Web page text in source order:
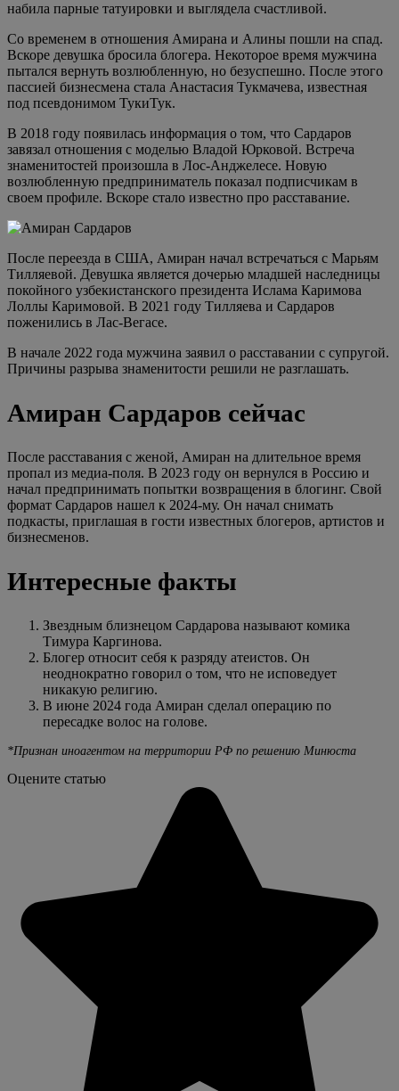
набила парные татуировки и выглядела счастливой.
Со временем в отношения Амирана и Алины пошли на спад.
Вскоре девушка бросила блогера. Некоторое время мужчина
пытался вернуть возлюбленную, но безуспешно. После этого
пассией бизнесмена стала Анастасия Тукмачева, известная
под псевдонимом ТукиТук.
В 2018 году появилась информация о том, что Сардаров
завязал отношения с моделью Владой Юрковой. Встреча
знаменитостей произошла в Лос-Анджелесе. Новую
возлюбленную предприниматель показал подписчикам в
своем профиле. Вскоре стало известно про расставание.
После переезда в США, Амиран начал встречаться с Марьям
Тилляевой. Девушка является дочерью младшей наследницы
покойного узбекистанского президента Ислама Каримова
Лоллы Каримовой. В 2021 году Тилляева и Сардаров
поженились в Лас-Вегасе.
В начале 2022 года мужчина заявил о расставании с супругой.
Причины разрыва знаменитости решили не разглашать.
Амиран Сардаров сейчас
После расставания с женой, Амиран на длительное время
пропал из медиа-поля. В 2023 году он вернулся в Россию и
начал предпринимать попытки возвращения в блогинг. Свой
формат Сардаров нашел к 2024-му. Он начал снимать
подкасты, приглашая в гости известных блогеров, артистов и
бизнесменов.
Интересные факты
Звездным близнецом Сардарова называют комика
Тимура Каргинова.
Блогер относит себя к разряду атеистов. Он
неоднократно говорил о том, что не исповедует
никакую религию.
В июне 2024 года Амиран сделал операцию по
пересадке волос на голове.
*Признан иноагентом на территории РФ по решению Минюста
Оцените статью